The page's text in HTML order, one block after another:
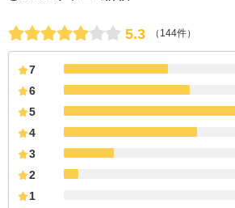
5.3 （144件）
7
6
5
4
3
2
1